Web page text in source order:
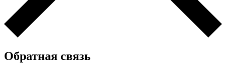
Обратная связь